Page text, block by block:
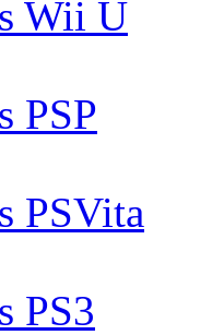
Wii U
PSP
PSVita
PS3